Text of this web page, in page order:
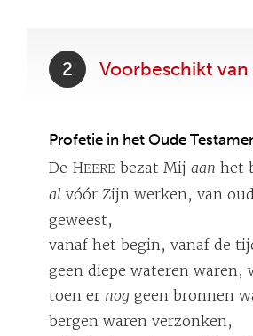
2 Voorbeschikt
Profetie in het Oude
De HEERE bezat Mij aan het
al vóór Zijn werken, van
geweest,
vanaf het begin, vanaf de
geen diepe wateren waren,
toen er nog geen bronnen
bergen waren verzonken,